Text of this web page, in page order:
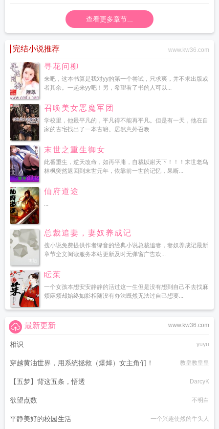
查看更多章节...
完结小说推荐 www.kw36.com
寻花问柳
来吧，这本书算是我对yy的第一个尝试，只求爽，并不求出版或
者其余。一起来yy吧！另，希望看了书的人可以...
召唤美女恶魔军团
学校里，他最平凡的，平凡得不能再平凡。但是有一天，他在自
家的古宅找出了一本古籍。居然意外召唤...
末世之重生御女
此番重生，逆天改命，如再平庸，自裁以谢天下！！！末世老鸟
林枫突然返回到末世元年，依靠前一世的记忆，果断...
仙府道途
...
总裁追妻，妻奴养成记
搜小说免费提供作者绿音的经典小说总裁追妻，妻奴养成记最新
章节全文阅读服务本站更新及时无弹窗广告欢...
眃茱
一个女孩本想安安静静的活过这一生但是没有想到自己不去找麻
烦麻烦却始终如影相随没有办法既然无法过自己想要...
www.kw36.com
最新更新
相识 yuyu
穿越黄油世界，用系统拯救（爆焯）女主角们！ 教皇教皇皇
【五梦】背这五条，悟透 DarcyK
欲望点数 不明白
平静美好的校园生活 一个兴趣使然的牛头人